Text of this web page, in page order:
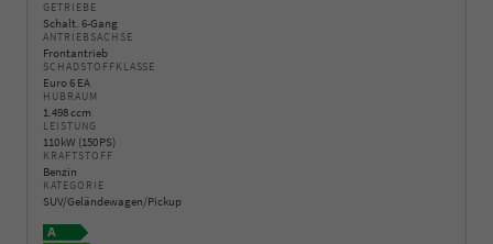
GETRIEBE
Schalt. 6-Gang
ANTRIEBSACHSE
Frontantrieb
SCHADSTOFFKLASSE
Euro 6 EA
HUBRAUM
1.498 ccm
LEISTUNG
110 kW (150 PS)
KRAFTSTOFF
Benzin
KATEGORIE
SUV/Geländewagen/Pickup